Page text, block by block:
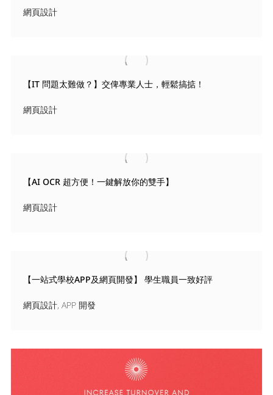
網頁設計
【IT 問題太難做？】交俾專業人士，輕鬆搞掂！
網頁設計
【AI OCR 超方便！一鍵解放你的雙手】
網頁設計
【一站式學校APP及網頁開發】 學生職員一致好評
網頁設計, APP 開發